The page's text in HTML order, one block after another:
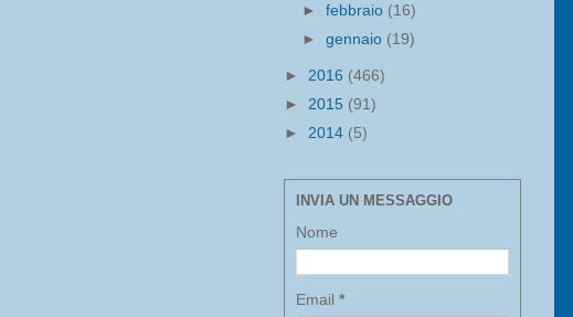
►febbraio (16)
►gennaio (19)
► 2016 (466)
► 2015 (91)
► 2014 (5)
INVIA UN MESSAGGIO
Nome
Email *